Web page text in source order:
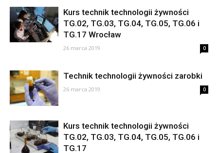
Kurs technik technologii żywności
TG.02, TG.03, TG.04, TG.05, TG.06 i
TG.17 Wrocław
26 marca 2019 0
Technik technologii żywności zarobki
26 marca 2019 0
Kurs technik technologii żywności
TG.02, TG.03, TG.04, TG.05, TG.06 i
TG.17